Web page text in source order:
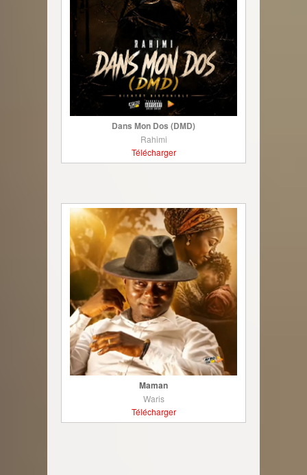
Dans Mon Dos (DMD)
Rahimi
Télécharger
Maman
Waris
Télécharger